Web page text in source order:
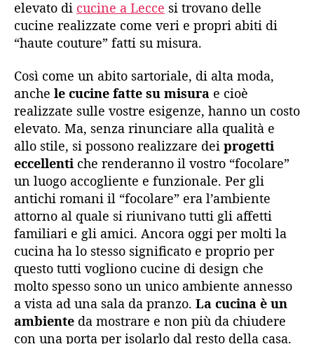
elevato di cucine a Lecce si trovano delle
cucine realizzate come veri e propri abiti di
“haute couture” fatti su misura.
Così come un abito sartoriale, di alta moda,
anche le cucine fatte su misura e cioè
realizzate sulle vostre esigenze, hanno un costo
elevato. Ma, senza rinunciare alla qualità e
allo stile, si possono realizzare dei progetti
eccellenti che renderanno il vostro “focolare”
un luogo accogliente e funzionale. Per gli
antichi romani il “focolare” era l’ambiente
attorno al quale si riunivano tutti gli affetti
familiari e gli amici. Ancora oggi per molti la
cucina ha lo stesso significato e proprio per
questo tutti vogliono cucine di design che
molto spesso sono un unico ambiente annesso
a vista ad una sala da pranzo. La cucina è un
ambiente da mostrare e non più da chiudere
con una porta per isolarlo dal resto della casa.